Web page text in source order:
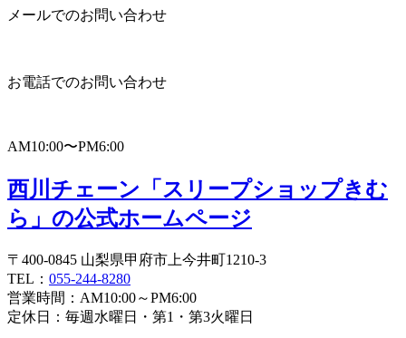
メールでのお問い合わせ
お電話でのお問い合わせ
AM10:00〜PM6:00
西川チェーン「スリープショップきむ
ら」の公式ホームページ
〒400-0845 山梨県甲府市上今井町1210-3
TEL： 055-244-8280
営業時間：AM10:00～PM6:00
定休日：毎週水曜日・第1・第3火曜日